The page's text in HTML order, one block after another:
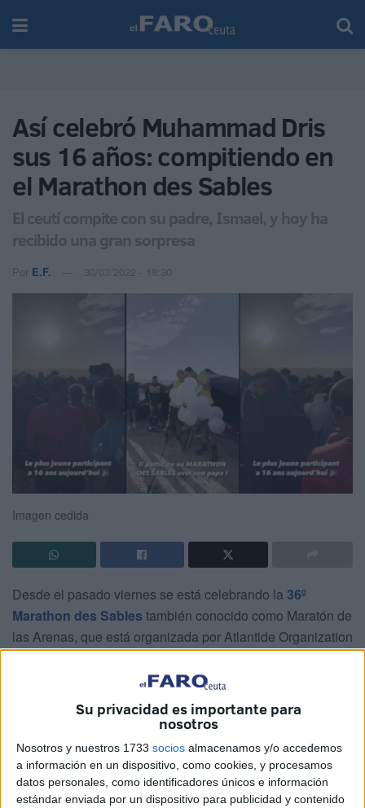
Su privacidad es importante para
nosotros
Nosotros y nuestros 1733 socios almacenamos y/o accedemos
a información en un dispositivo, como cookies, y procesamos
datos personales, como identificadores únicos e información
estándar enviada por un dispositivo para publicidad y contenido
Así celebró Muhammad Dris
sus 16 años: compitiendo en
el Marathon des Sables
El ceutí compite con su padre, Ismael, y hoy ha
recibido una gran sorpresa
Por E.F. 30/03/2022 - 18:30
Imagen cedida
Desde el pasado viernes se está celebrando la 36º
Marathon des Sables también conocido como Maratón de
las Arenas, que está organizada por Atlantide Organization
de 2022 con un duro y exigente recorrido por el sur de
. Allí está representada Ceuta, al menos de la
Ismael Dris y su hijo Muhammad
Esta edición ha reunido alrededor de 1.200 participantes
entre los que se encuentran los dos ceutíes Ismael Dris y
Muhammad Dris. Ismael está participando en su sexta